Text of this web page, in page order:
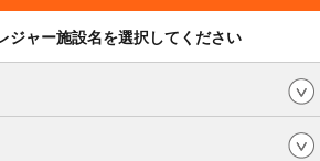
ャー施設名を選択してください